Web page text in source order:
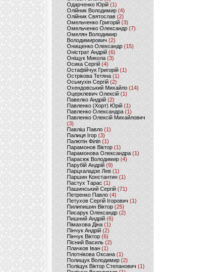
Одарченко Юрій(1)
Олійник Володимир (4)
Олійник Святослав (2)
Омельченко Григорій (3)
Омельченко Олександр(7)
Омелян Володимир
Володимирович (2)
Онищенко Олександр (15)
Оністрат Андрій (6)
Оніщук Микола (3)
Осика Сергій(4)
Остафійчук Григорій(1)
Острікова Тетяна (1)
Осьмухін Сергій (2)
Охендовський Михайло (14)
Оцерклевич Олексій (1)
Павелко Андрій (2)
Павленко (Хорт) Юрій (1)
Павленко Олександра (1)
Павленко Олексій Михайлович
(3)
Павліш Павло(1)
Палиця Ігор (3)
Палютін Філіп(1)
Парамонов Віктор (1)
Парамонова Олександра(1)
Парасюк Володимир(4)
Парубій Андрій (9)
Парцхаладзе Лев (1)
Паршин Константин(1)
Пастух Тарас (1)
Пашинський Сергій (71)
Петренко Павло (4)
Петухов Сергій Ігорович (1)
Пилипишин Віктор(25)
Писарук Олександр(2)
Пишний Андрій (6)
Пімахова Діна(1)
Пінчук Андрій(2)
Пінчук Віктор (6)
Пісний Василь (2)
Плачков Іван(1)
Плотнікова Оксана (1)
Полищук Володимир(2)
Поліщук Віктор Степанович(1)